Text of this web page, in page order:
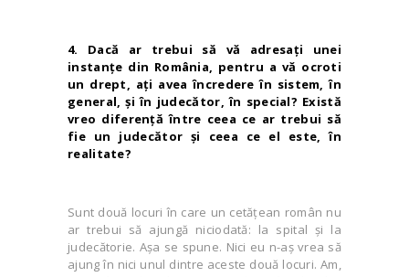
4. Dacă ar trebui să vă adresaţi unei
instanţe din România, pentru a vă ocroti
un drept, aţi avea încredere în sistem, în
general, şi în judecător, în special? Există
vreo diferenţă între ceea ce ar trebui să
fie un judecător şi ceea ce el este, în
realitate?
Sunt două locuri în care un cetăţean român nu
ar trebui să ajungă niciodată: la spital şi la
judecătorie. Aşa se spune. Nici eu n-aş vrea să
ajung în nici unul dintre aceste două locuri. Am,